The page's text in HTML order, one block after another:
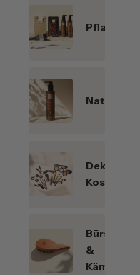
Dekorative
Kosmetik
Bürsten
&
Kämme